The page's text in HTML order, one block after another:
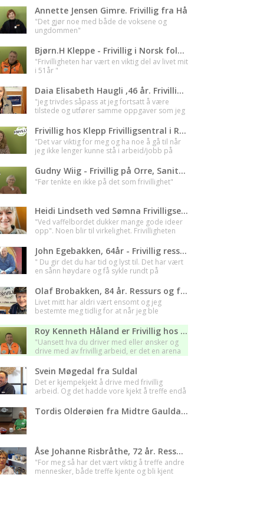
Annette Jensen Gimre. Frivillig fra Hå
"Det gjør noe med både de voksene og
ungdommen"
Bjørn.H Kleppe - Frivillig i Norsk folkehjelp Jæren
"Frivilligheten har vært en viktig del av livet mit
i 51år "
Daia Elisabeth Haugli ,46 år. Frivillig ressurs hos Løten Frivilligsentral - Innlandet
"jeg trivdes såpass at jeg fortsatt å være
tilstede og utfører samme oppgaver som jeg
Frivillig hos Klepp Frivilligsentral i Rogaland
"Det var viktig for meg og ha noe å gå til når
jeg ikke lenger kunne stå i arbeid/jobb på
jeg og en mening i hverdagen. Det betyr noe
for andre, og jeg utgjør en forskjell for andre"
Gudny Wiig - Frivillig på Orre, Saniteten
"Før tenkte en ikke på det som frivillighet"
Heidi Lindseth ved Sømna Frivilligsentral
"Ved vaffelbordet dukker mange gode ideer
opp". Noen blir til virkelighet. Frivilligheten
John Egebakken, 64år - Frivillig ressurs og tidgiver hos Blåkors Kristiansand
" Du gir det du har tid og lyst til. Det har vært
en sånn høydare og få sykle rundt på
Olaf Brobakken, 84 år. Ressurs og frivillig hos Løten Frivilligsentral - Innlandet
Livet mitt har aldri vært ensomt og jeg
bestemte meg tidlig for at når jeg ble
Roy Kenneth Håland er Frivillig hos Norsk Folkehjelp i Hå - Rogaland. " Det hele startet med et veddemål "
"Uansett hva du driver med eller ønsker og
drive med av frivillig arbeid, er det en arena
det personlige og det faglige planet".
Svein Møgedal fra Suldal
Det er kjempekjekt å drive med frivillig
arbeid. Og det hadde vore kjekt å treffe endå
Tordis Olderøien fra Midtre Gauldal Frivilligsentral
Åse Johanne Risbråthe, 72 år. Ressurs hos Trøgstad Frivilligsentral - Viken
"For meg så har det vært viktig å treffe andre
mennesker, både treffe kjente og bli kjent